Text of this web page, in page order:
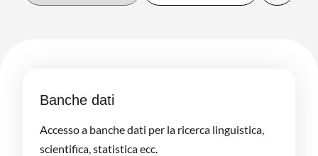
Banche dati
Accesso a banche dati per la ricerca linguistica,
scientifica, statistica ecc.